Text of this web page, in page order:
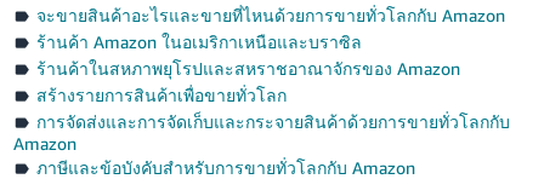
จะขายสินค้าอะไรและขายที่ไหนด้วยการขายทั่วโลกกับ Amazon
ร้านค้า Amazon ในอเมริกาเหนือและบราซิล
ร้านค้าในสหภาพยุโรปและสหราชอาณาจักรของ Amazon
สร้างรายการสินค้าเพื่อขายทั่วโลก
การจัดส่งและการจัดเก็บและกระจายสินค้าด้วยการขายทั่วโลกกับ
Amazon
ภาษีและข้อบังคับสำหรับการขายทั่วโลกกับ Amazon